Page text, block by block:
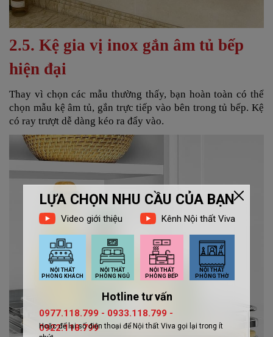
2.5. Kệ gia vị inox gắn âm tủ bếp
hiện đại
Thay vì chọn các mẫu thường thấy, bạn hoàn toàn có thể
chọn mẫu kệ âm tủ, gắn trực tiếp vào bên trong tủ bếp. Kệ
có ray trượt dễ dàng kéo ra đẩy vào.